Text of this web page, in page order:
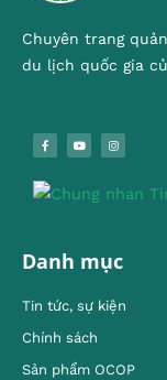
Chuyên trang
du lịch quốc gia
Danh mục
Tin tức, sự kiện
Chính sách
Sản phẩm OCOP